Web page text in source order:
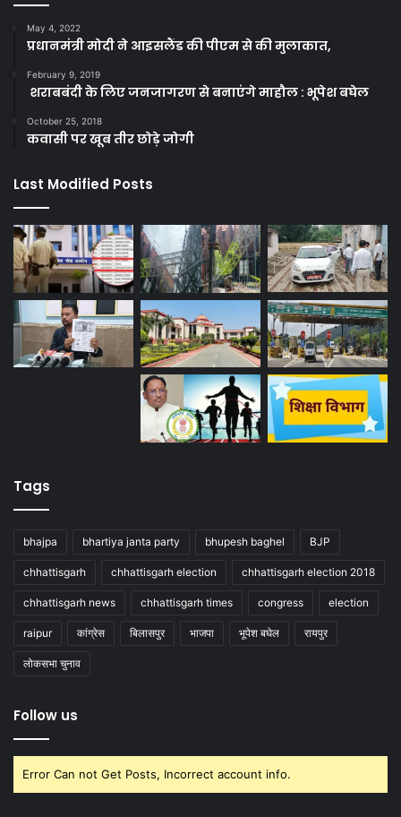
May 4, 2022
प्रधानमंत्री मोदी ने आइसलैंड की पीएम से की मुलाकात,
February 9, 2019
शराबबंदी के लिए जनजागरण से बनाएंगे माहौल : भूपेश बघेल
October 25, 2018
कवासी पर खूब तीर छोड़े जोगी
Last Modified Posts
Tags
bhajpa bhartiya janta party bhupesh baghel BJP
chhattisgarh chhattisgarh election chhattisgarh election 2018
chhattisgarh news chhattisgarh times congress election
raipur कांग्रेस बिलासपुर भाजपा भूपेश बघेल रायपुर
लोकसभा चुनाव
Follow us
Error Can not Get Posts, Incorrect account info.